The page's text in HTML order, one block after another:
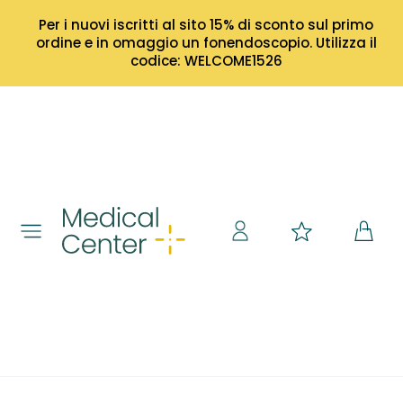
Per i nuovi iscritti al sito 15% di sconto sul primo
ordine e in omaggio un fonendoscopio. Utilizza il
codice: WELCOME1526